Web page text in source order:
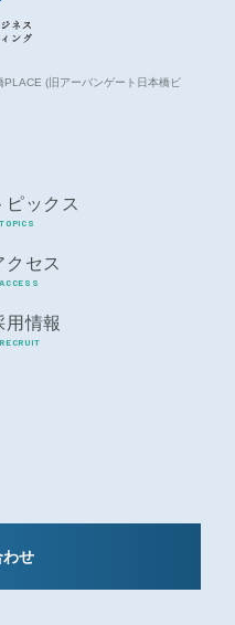
(旧アーバンゲート日本橋ビ
ピックス
TOPICS
クセス
ACCESS
用情報
RECRUIT
わせ